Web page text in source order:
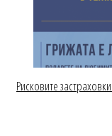
Рисковите